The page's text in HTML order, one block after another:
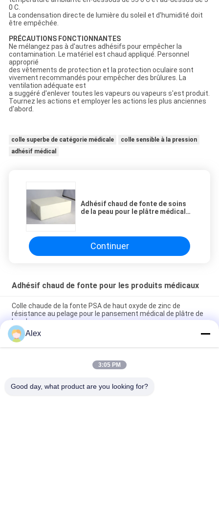
0 C.
La condensation directe de lumière du soleil et d'humidité doit
être empêchée.
PRÉCAUTIONS FONCTIONNANTES
Ne mélangez pas à d'autres adhésifs pour empêcher la
contamination. Le matériel est chaud appliqué. Personnel
approprié
des vêtements de protection et la protection oculaire sont
vivement recommandés pour empêcher des brûlures. La
ventilation adéquate est
a suggéré d'enlever toutes les vapeurs ou vapeurs s'est produit.
Tournez les actions et employer les actions les plus anciennes
d'abord.
colle superbe de catégorie médicale
colle sensible à la pression
adhésif médical
Adhésif chaud de fonte de soins
de la peau pour le plâtre médical
Continuer
Adhésif chaud de fonte pour les produits médicaux
Colle chaude de la fonte PSA de haut oxyde de zinc de
résistance au pelage pour le pansement médical de plâtre de
bande
Couleur blanche laiteuse de colle sensible à la pression
d'oxyde de zinc d'habillage chirurgical
Adhésif chaud de bande paerforée et de coton de bande de
Alex
3:05 PM
Good day, what product are you looking for?